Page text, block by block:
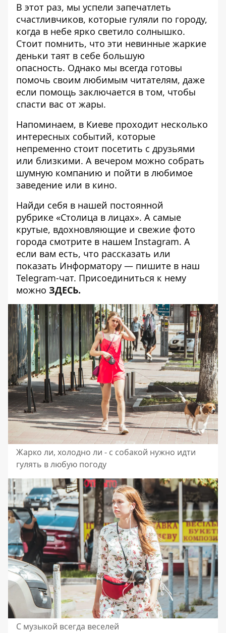
В этот раз, мы успели запечатлеть
счастливчиков, которые гуляли по городу,
когда в небе ярко светило солнышко.
Стоит помнить, что эти невинные жаркие
деньки таят в себе большую
опасность. Однако мы всегда готовы
помочь своим любимым читателям, даже
если помощь заключается в том, чтобы
спасти вас от жары.
Напоминаем, в Киеве проходит несколько
интересных событий, которые
непременно стоит посетить с друзьями
или близкими. А вечером можно собрать
шумную компанию и пойти в любимое
заведение или в кино.
Найди себя в нашей постоянной
рубрике «Столица в лицах». А самые
крутые, вдохновляющие и свежие фото
города смотрите в нашем Instagram. А
если вам есть, что рассказать или
показать Информатору — пишите в наш
Telegram-чат. Присоединиться к нему
можно ЗДЕСЬ.
Жарко ли, холодно ли - с собакой нужно идти
гулять в любую погоду
С музыкой всегда веселей